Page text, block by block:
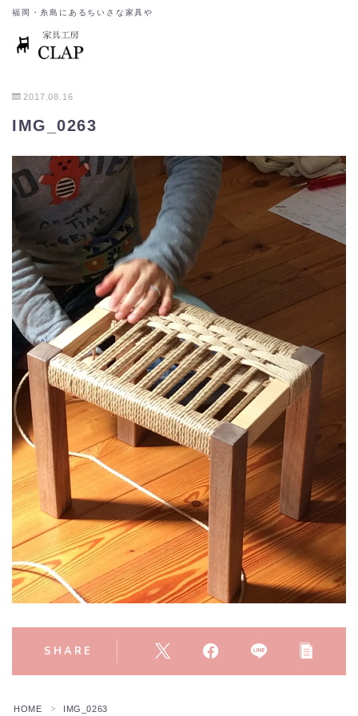
福岡・糸島にあるちいさな家具や
2017.08.16
IMG_0263
SHARE
HOME ＞ IMG_0263